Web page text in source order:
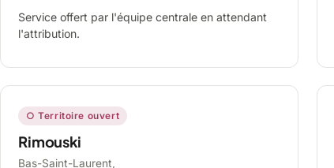
Service offert par l'équipe centrale en attendant
l'attribution.
○ Territoire ouvert
Rimouski
Bas-Saint-Laurent,